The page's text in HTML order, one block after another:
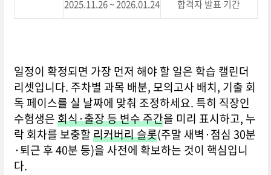
2025.11.26 ~ 2026.01.24 합격자 발표 기간
일정이 확정되면 가장 먼저 해야 할 일은 학습 캘린더
리셋입니다. 주차별 과목 배분, 모의고사 배치, 기출 회
독 페이스를 실 날짜에 맞춰 조정하세요. 특히 직장인
수험생은회식·출장 등 변수 주간을 미리 표시하고, 누
락 회차를 보충할리커버리 슬롯(주말 새벽·점심 30분
·퇴근 후 40분 등)을 사전에 확보하는 것이 핵심입니
다.